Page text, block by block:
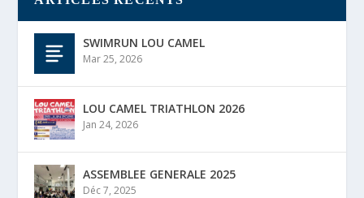
SWIMRUN LOU CAMEL
Mar 25, 2026
LOU CAMEL TRIATHLON 2026
Jan 24, 2026
ASSEMBLEE GENERALE 2025
Déc 7, 2025